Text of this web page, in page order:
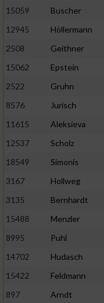
15059
Buscher
12945
Höllermann
2508
Geithner
15062
Epstein
2522
Gruhn
8576
Jurisch
11615
Aleksieva
12537
Scholz
18549
Simonis
3167
Hollweg
3135
Bernhardt
15488
Menzler
8995
Puhl
14702
Hudasch
15422
Feldmann
897
Arndt